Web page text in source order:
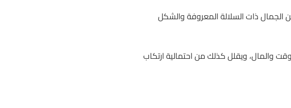
الجمال ذات السلالة المعروفة والشكل
والمال، ويقلل كذلك من احتمالية ارتكاب